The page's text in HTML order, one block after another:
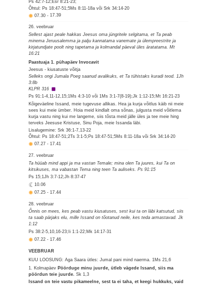
Ps 42:7-12;Esr 8:21-23;
Õhtul: Ps 18:47-51;5Ms 8:11-18a või Srk 34:14-20
07.30-17.39
26. veebruar
Sellest ajast peale hakkas Jeesus oma jüngritele selgitama, et Ta peab
minema Jeruusalemma ja palju kannatama vanemate ja ülempreestrite ja
kirjatundjate poolt ning tapetama ja kolmandal päeval üles äratatama. Mt
16:21
Paastuaja 1. pühapäev Invocavit
Jeesus - kiusatuste võitja
Selleks ongi Jumala Poeg saanud avalikuks, et Ta tühistaks kuradi teod. 1Jh
3:8b
KLPR 316
Ps 91:1-4,11-12,15;1Ms 4:3-10 või 1Ms 3:1-7(8-19);Jk 1:12-15;Mt 16:21-23
Kõigeväeline Issand, meie tugevuse allikas. Hea ja kurja võitlus käib nii meie
sees kui meie ümber. Hoia meid kindlalt oma sõnas, julgusta meid võitlema
kurja vastu ning kui me langeme, siis tõsta meid jälle üles ja tee meie hing
terveks Jeesuse Kristuse, Sinu Poja, meie Issanda läbi.
Lisalugemine: Srk 36:1-7,13-22
Õhtul: Ps 18:47-51;2Ts 3:1-5;Ps 18:47-51;5Ms 8:11-18a või Srk 34:14-20
07.27-17.41
27. veebruar
Ta hüüab mind appi ja ma vastan Temale; mina olen Ta juures, kui Ta on
kitsikuses, ma vabastan Tema ning teen Ta auliseks. Ps 91:15
Ps 15;1Jh 3:7-12;Jh 8:37-47
10.06
07.25- 17.44
28. veebruar
Õnnis on mees, kes peab vastu kiusatuses, sest kui ta on läbi katsutud, siis
ta saab pärjaks elu, mille Issand on tõotanud neile, kes teda armastavad. Jk
1:12
Ps 38:2-5,10,16-23;Ii 1:1-22;Mk 14:17-31
07.22- 17.46
VEEBRUAR
KUU LOOSUNG: Aga Saara ütles: Jumal pani mind naerma. 1Ms 21,6
1. Kolmapäev Pöörduge minu juurde, ütleb vägede Issand, siis ma
pöördun teie juurde.Sk 1,3
Issand on teie vastu pikameelne, sest ta ei taha, et keegi hukkuks, vaid